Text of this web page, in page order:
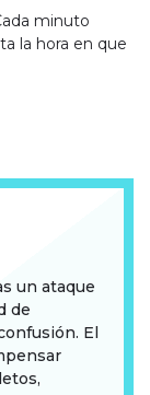
minuto
la hora en que
un ataque
de
El